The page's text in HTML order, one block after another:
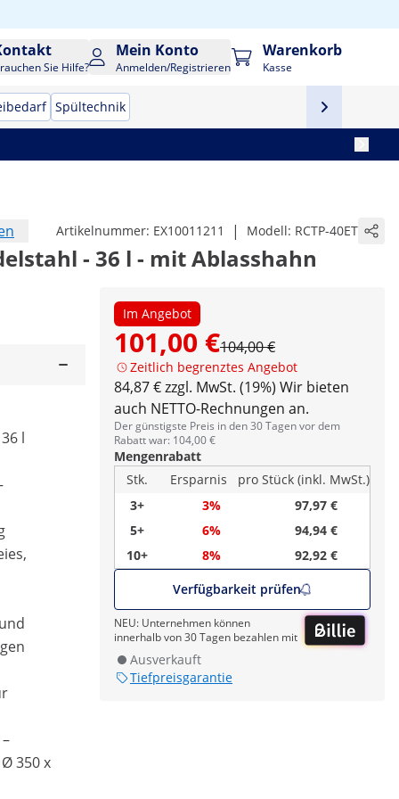
Sie Hilfe?
Mein Konto
Anmelden/Registrieren
Warenkorb
Kasse
Spültechnik
Artikelnummer: EX10011211 | Modell: RCTP-40ET
- 36 l - mit Ablasshahn
Im Angebot
101,00 €104,00 €
Zeitlich begrenztes Angebot
84,87 € zzgl. MwSt. (19%) Wir bieten
auch NETTO-Rechnungen an.
Der günstigste Preis in den 30 Tagen vor dem
Rabatt war: 104,00 €
Mengenrabatt
Stk.
Ersparnis
pro Stück (inkl. MwSt.)
3+
3%
97,97 €
5+
6%
94,94 €
10+
8%
92,92 €
Verfügbarkeit prüfen
NEU: Unternehmen können
innerhalb von 30 Tagen bezahlen mit
Ausverkauft
Tiefpreisgarantie
l
350 x